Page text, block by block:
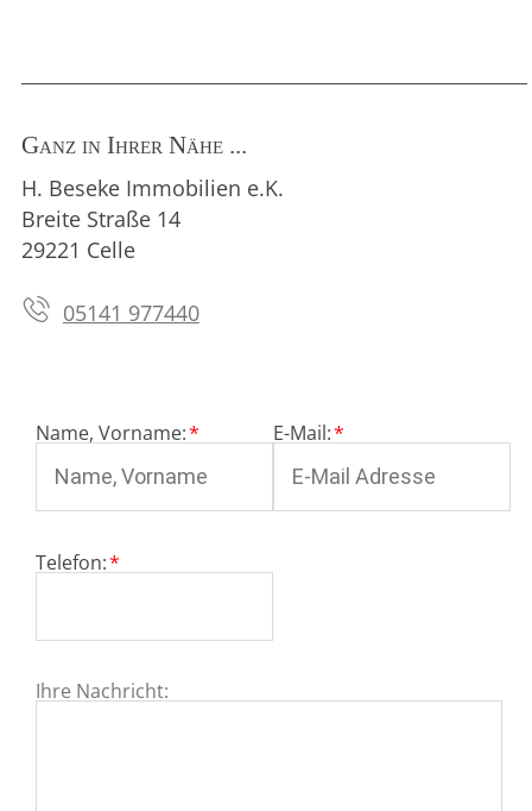
Ganz in Ihrer Nähe ...
H. Beseke Immobilien e.K.
Breite Straße 14
29221 Celle
05141 977440
Pflichtfeld
Name, Vorname:* Pflichtfeld
E-Mail:*
Pflichtfeld
Telefon:*
Ihre Nachricht: